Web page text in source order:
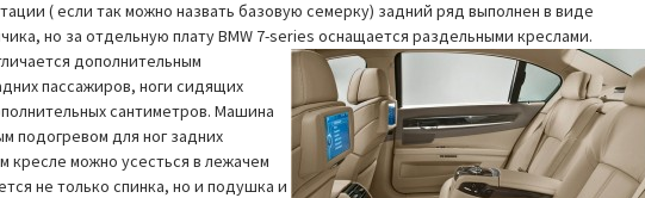
( если так можно назвать базовую семерку) задний ряд выполнен в виде
но за отдельную плату BMW 7-series оснащается раздельными креслами.
дополнительным
пассажиров, ноги сидящих
сантиметров. Машина
подогревом для ног задних
кресле можно усесться в лежачем
не только спинка, но и подушка и